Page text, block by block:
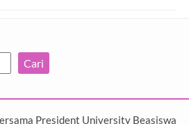
Cari
President University Beasiswa